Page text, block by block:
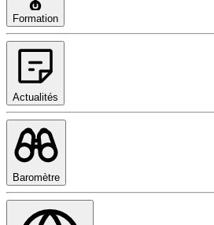
Formation
Actualités
Baromètre